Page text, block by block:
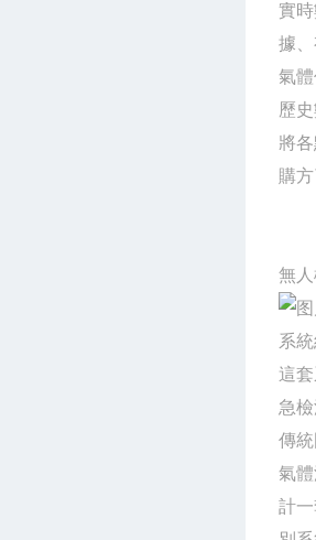
實
據
氣
歷
將
購
無
系
這
急
傳
氣
計